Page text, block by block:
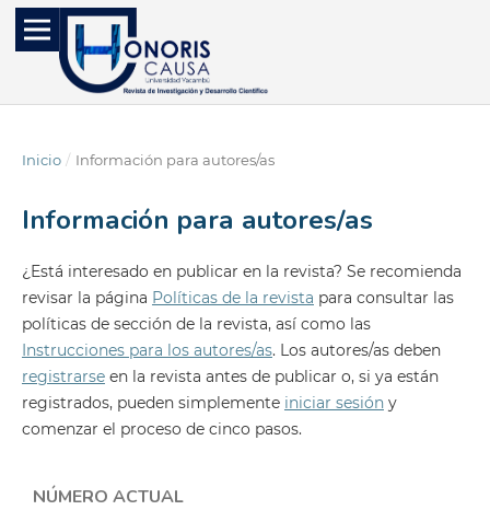
Inicio / Información para autores/as
Información para autores/as
¿Está interesado en publicar en la revista? Se recomienda
revisar la página Políticas de la revista para consultar las
políticas de sección de la revista, así como las
Instrucciones para los autores/as. Los autores/as deben
registrarseen la revista antes de publicar o, si ya están
registrados, pueden simplemente iniciar sesióny
comenzar el proceso de cinco pasos.
NÚMERO ACTUAL